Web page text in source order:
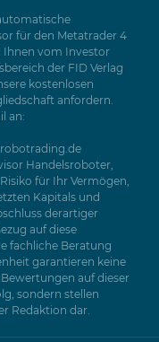
für den Metatrader 4
Ihnen vom Investor
der FID Verlag
kostenlosen
anfordern.
an:
Handelsroboter,
für Ihr Vermögen,
Kapitals und
derartiger
auf diese
fachliche Beratung
garantieren keine
auf dieser
sondern stellen
Redaktion dar.